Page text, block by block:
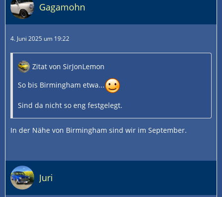
Gagamohn
4. Juni 2025 um 19:22
Zitat von SirJonLemon
So bis Birmingham etwa...
Sind da nicht so eng festgelegt.
In der Nähe von Birmingham sind wir im September.
Juri